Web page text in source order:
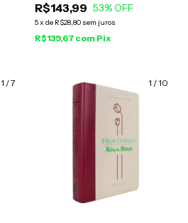
R$143,99 53% OFF
5x de R$28,80 sem juros
R$139,67 com Pix
1 /7 1 /10